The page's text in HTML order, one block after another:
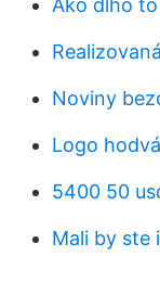
Ako dlho
Noviny
Logo
5400 50
Mali by ste